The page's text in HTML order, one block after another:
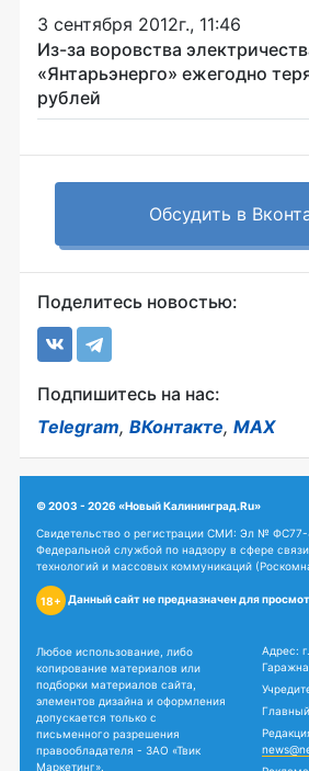
3 сентября 2012г., 11:46
Из-за воровства
«Янтарьэнерго» ежегодно
рублей
Обсудить в
Поделитесь новостью:
Подпишитесь на нас:
Telegram, ВКонтакте, MAX
© 2003 - 2026 «Новый Калининград.Ru»
Свидетельство о регистрации СМИ: Эл №
Федеральной службой по надзору в сфере
технологий и массовых коммуникаций
18+ Данный сайт не предназначен для
Любое использование, либо
копирование материалов или
подборки материалов сайта,
элементов дизайна и оформления
допускается только с
письменного разрешения
правообладателя - ЗАО «Твик
Маркетинг».
Адрес: